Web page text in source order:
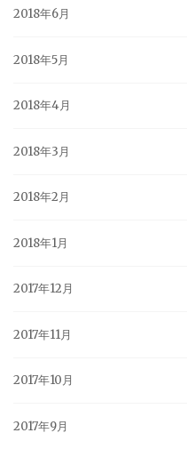
2018年6月
2018年5月
2018年4月
2018年3月
2018年2月
2018年1月
2017年12月
2017年11月
2017年10月
2017年9月